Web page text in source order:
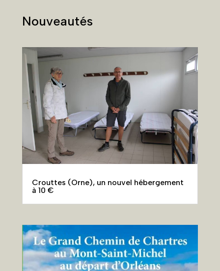
Nouveautés
à 10 €